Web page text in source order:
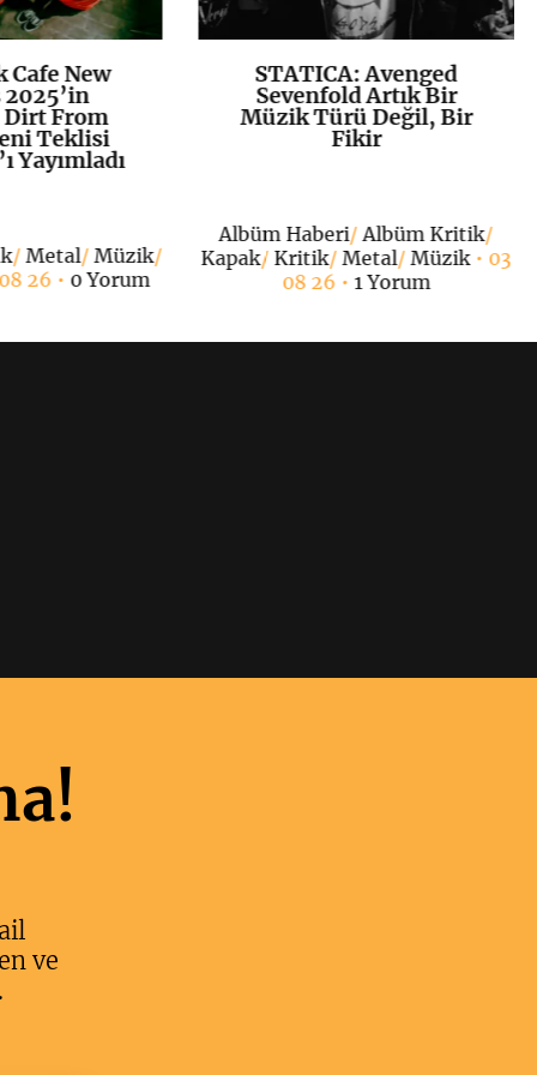
+
Cafe New
Dirt From
Teklisi
Yayımladı
/Metal/Müzik/
26 • 0 Yorum
K+
STATICA: Avenged
Sevenfold Artık Bir
Müzik Türü Değil, Bir
Fikir
Albüm Haberi/Albüm Kritik/
Kapak/ Kritik/Metal/Müzik• 03
08 26 •1 Yorum
ve